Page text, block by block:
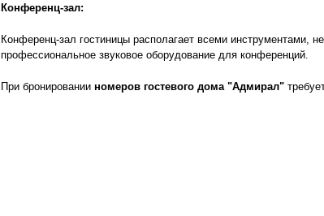
Конференц-зал:
Конференц-зал гостиницы располагает всеми инструментами,
профессиональное звуковое оборудование для конференций.
При бронировании номеров гостевого дома "Адмирал"